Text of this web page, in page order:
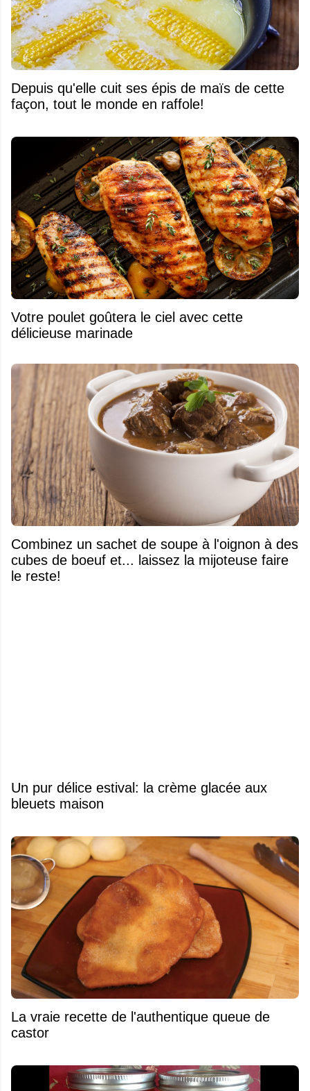
Depuis qu'elle cuit ses épis de maïs de cette
façon, tout le monde en raffole!
Votre poulet goûtera le ciel avec cette
délicieuse marinade
Combinez un sachet de soupe à l'oignon à des
cubes de boeuf et... laissez la mijoteuse faire
le reste!
Un pur délice estival: la crème glacée aux
bleuets maison
La vraie recette de l'authentique queue de
castor